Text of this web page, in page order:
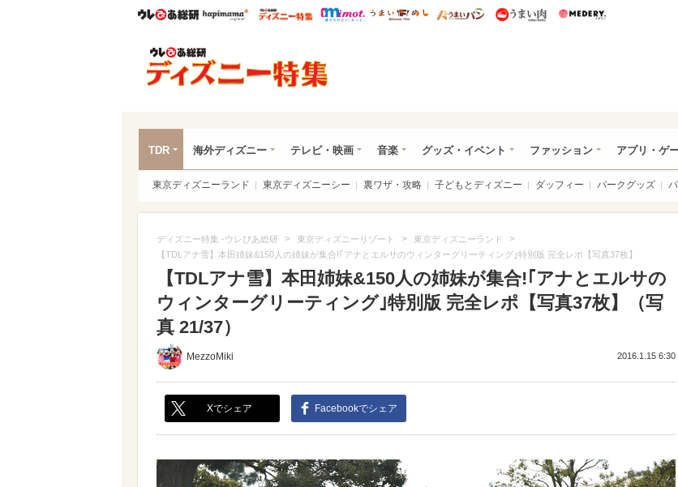
ウレぴあ総研ハピママ* ウレぴあ総研 ディズニー特集
mimot. うまいめし うまいパン うまい肉
TDR 海外ディズニー テレビ・映画 音楽 グッズ・イベント ファッション アプリ・ゲ
東京ディズニーランド 東京ディズニーシー 裏ワザ・攻略 子どもとディズニー ダッフィー パークグッズ
ディズニー特集 -ウレぴあ総研 > 東京ディズニーリゾート > 東京ディズニーランド >
【TDLアナ雪】本田姉妹&150人の姉妹が集合!｢アナとエルサのウィンターグリーティング｣特別版 完全レポ【写真37枚】
【TDLアナ雪】本田姉妹&150人の姉妹が集合!｢アナとエルサの
ウィンターグリーティング｣特別版 完全レポ【写真37枚】（写
真 21/37）
MezzoMiki 2016.1.15 6:30
Xでシェア Facebookでシェア